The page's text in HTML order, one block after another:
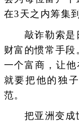
在3天之内筹集
敲诈勒索是日
财富的惯常手
一个富商，让
就要把他的独
范。
把亚洲变成